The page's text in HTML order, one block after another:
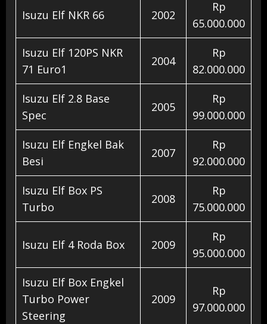
Isuzu Elf NKR 66 2002
Rp
65.000.000
Isuzu Elf 120PS NKR
71 Euro1
2004
Rp
82.000.000
Isuzu Elf 2.8 Base
Spec
2005
Rp
99.000.000
Isuzu Elf Engkel Bak
Besi
2007
Rp
92.000.000
Isuzu Elf Box PS
Turbo
2008
Rp
75.000.000
Isuzu Elf 4 Roda Box 2009
Rp
95.000.000
Isuzu Elf Box Engkel
Turbo Power
Steering
2009
Rp
97.000.000